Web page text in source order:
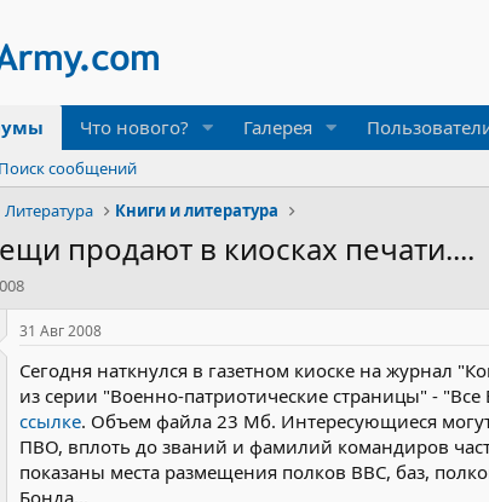
Что нового? Галерея
Поиск сообщений
Литература Книги и литература
продают в киосках печати....
31 Авг 2008
Сегодня наткнулся в газетном киоске на журнал
из серии "Военно-патриотические страницы" -
ссылке. Объем файла 23 Мб. Интересующиеся
ПВО, вплоть до званий и фамилий командиров
показаны места размещения полков ВВС, баз,
Бонда...